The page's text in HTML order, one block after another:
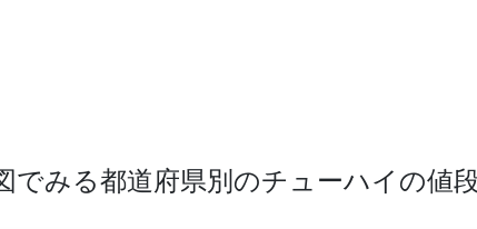
でみる都道府県別のチューハイの値